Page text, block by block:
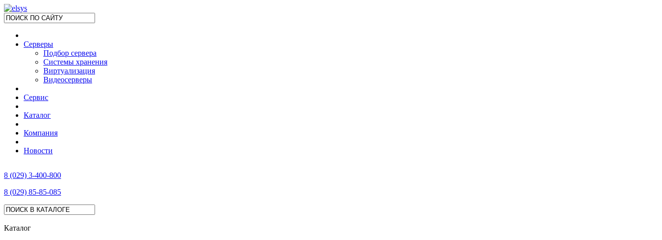
Серверы
Подбор сервера
Системы хранения
Виртуализация
Видеосерверы
Сервис
Каталог
Компания
Новости
8 (029) 3-400-800
8 (029) 85-85-085
Каталог